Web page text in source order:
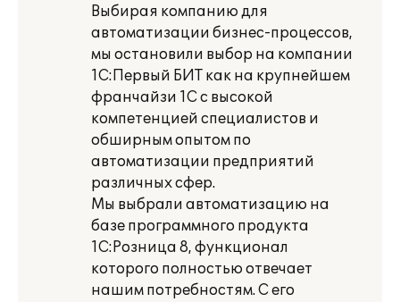
Выбирая компанию для
автоматизации бизнес-процессов,
мы остановили выбор на компании
1С:Первый БИТ как на крупнейшем
франчайзи 1С с высокой
компетенцией специалистов и
обширным опытом по
автоматизации предприятий
различных сфер.
Мы выбрали автоматизацию на
базе программного продукта
1С:Розница 8, функционал
которого полностью отвечает
нашим потребностям. С его